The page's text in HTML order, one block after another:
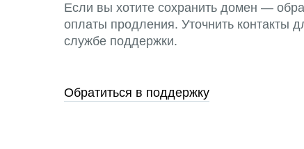
Если вы хотите сохранить домен —
оплаты продления. Уточнить контакты
службе поддержки.
Обратиться в поддержку